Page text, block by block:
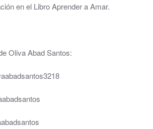
en el Libro Aprender a Amar.
Oliva Abad Santos: